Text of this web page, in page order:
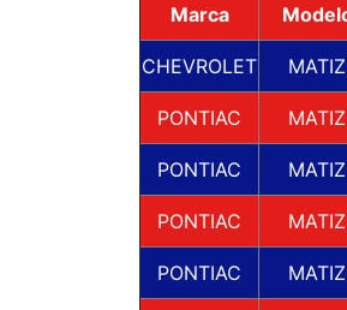
Marca
CHEVROLET MATIZ
PONTIAC MATIZ
PONTIAC MATIZ
PONTIAC MATIZ
PONTIAC MATIZ